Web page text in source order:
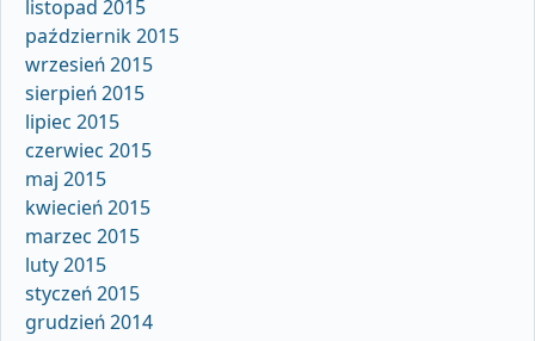
listopad 2015
październik 2015
wrzesień 2015
sierpień 2015
lipiec 2015
czerwiec 2015
maj 2015
kwiecień 2015
marzec 2015
luty 2015
styczeń 2015
grudzień 2014